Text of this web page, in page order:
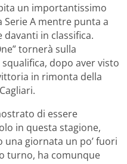
un importantissimo
A mentre punta a
in classifica.
tornerà sulla
dopo aver visto
in rimonta della
di essere
in questa stagione,
una giornata un po’ fuori
turno, ha comunque